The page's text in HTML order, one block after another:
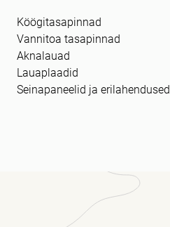
Köögitasapinnad
Vannitoa tasapinnad
Aknalauad
Lauaplaadid
Seinapaneelid ja erilahendused